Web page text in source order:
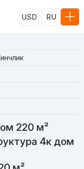
USD RU
220 м²
4к дом